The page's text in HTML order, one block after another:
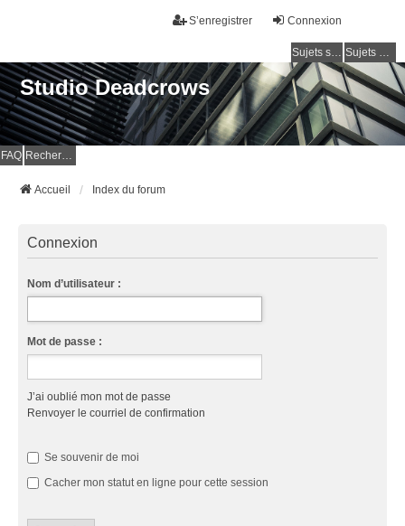
Connexion
S’enregistrer
Sujets sans réponse Sujets actifs
Studio Deadcrows
FAQ Rechercher
Accueil Index du forum
Connexion
Nom d’utilisateur :
Mot de passe :
J’ai oublié mon mot de passe
Renvoyer le courriel de confirmation
Se souvenir de moi
Cacher mon statut en ligne pour cette session